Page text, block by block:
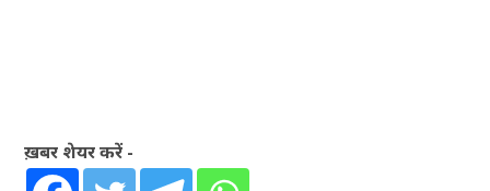
ख़बर शेयर करें -